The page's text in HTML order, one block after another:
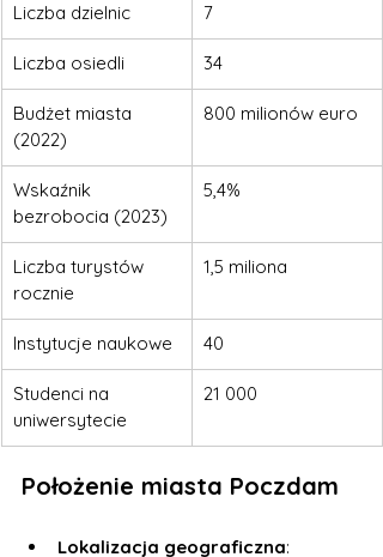
Liczba dzielnic 7
Liczba osiedli 34
Budżet miasta
(2022)
800 milionów euro
Wskaźnik
bezrobocia (2023)
5,4%
Liczba turystów
rocznie
1,5 miliona
Instytucje naukowe 40
Studenci na
uniwersytecie
21 000
Położenie miasta Poczdam
Lokalizacja geograficzna: